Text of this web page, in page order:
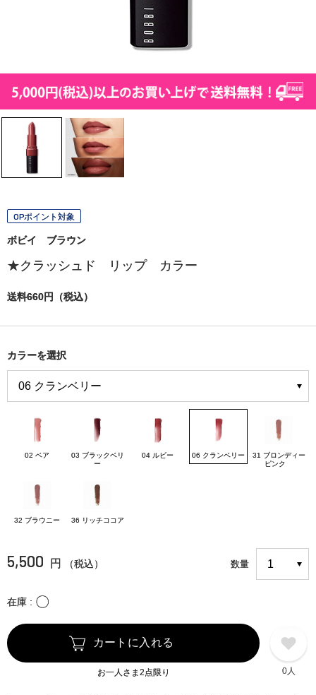
OPポイント対象
ボビイ ブラウン
★クラッシュド リップ カラー
送料660円（税込）
カラーを選択
02 ベア
03 ブラックベリ
ー
04 ルビー 06 クランベリー
31 ブロンディー
ピンク
32 ブラウニー 36 リッチココア
5,500 円 （税込） 数量
在庫 〇
カートに入れる
お一人さま2点限り 0人